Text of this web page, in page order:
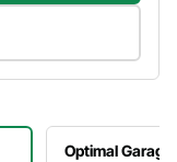
Optimal